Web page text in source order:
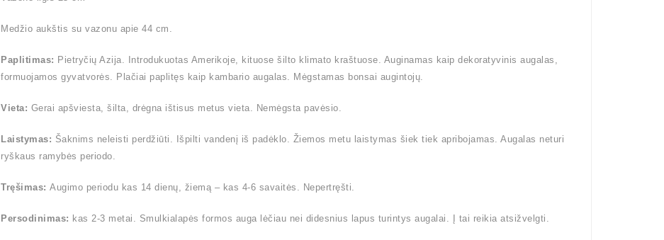
Medžio aukštis su vazonu apie 44 cm.
Paplitimas: Pietryčių Azija. Introdukuotas Amerikoje, kituose šilto klimato kraštuose. Auginamas kaip dekoratyvinis augalas,
formuojamos gyvatvorės. Plačiai paplitęs kaip kambario augalas. Mėgstamas bonsai augintojų.
Vieta: Gerai apšviesta, šilta, drėgna ištisus metus vieta. Nemėgsta pavėsio.
Laistymas: Šaknims neleisti perdžiūti. Išpilti vandenį iš padėklo. Žiemos metu laistymas šiek tiek apribojamas. Augalas neturi
ryškaus ramybės periodo.
Tręšimas: Augimo periodu kas 14 dienų, žiemą – kas 4-6 savaitės. Nepertręšti.
Persodinimas: kas 2-3 metai. Smulkialapės formos auga lėčiau nei didesnius lapus turintys augalai. Į tai reikia atsižvelgti.